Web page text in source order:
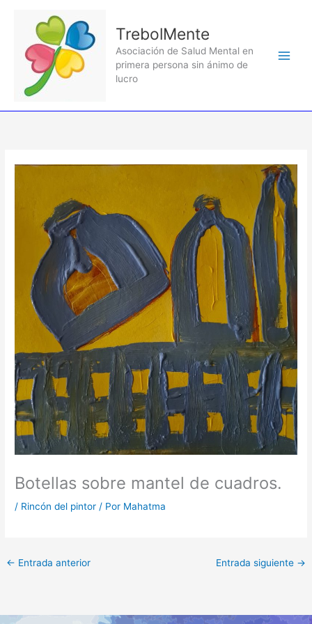
contenido
TrebolMente
Asociación de Salud Mental en
primera persona sin ánimo de
lucro
Botellas sobre mantel de cuadros.
/ Rincón del pintor / Por Mahatma
← Entrada anterior Entrada siguiente →